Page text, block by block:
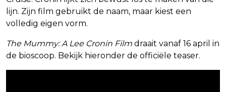
lijn. Zijn film gebruikt de naam, maar kiest een
volledig eigen vorm.
The Mummy: A Lee Cronin Film draait vanaf 16 april in
de bioscoop. Bekijk hieronder de officiële teaser.